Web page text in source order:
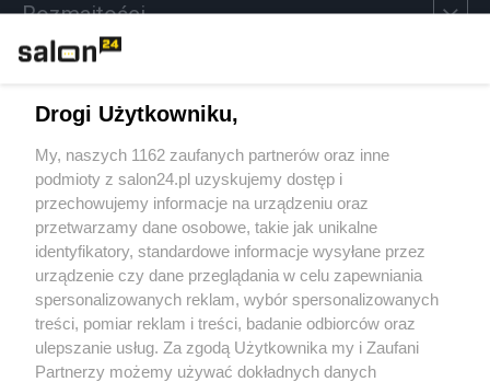
Rozmaitości
Sport
Społeczeństwo
Kultura
X Facebook Instagram Youtube
Drogi Użytkowniku,
My, naszych 1162 zaufanych partnerów oraz inne
podmioty z salon24.pl uzyskujemy dostęp i
przechowujemy informacje na urządzeniu oraz
przetwarzamy dane osobowe, takie jak unikalne
identyfikatory, standardowe informacje wysyłane przez
urządzenie czy dane przeglądania w celu zapewniania
spersonalizowanych reklam, wybór spersonalizowanych
treści, pomiar reklam i treści, badanie odbiorców oraz
ulepszanie usług. Za zgodą Użytkownika my i Zaufani
Partnerzy możemy używać dokładnych danych